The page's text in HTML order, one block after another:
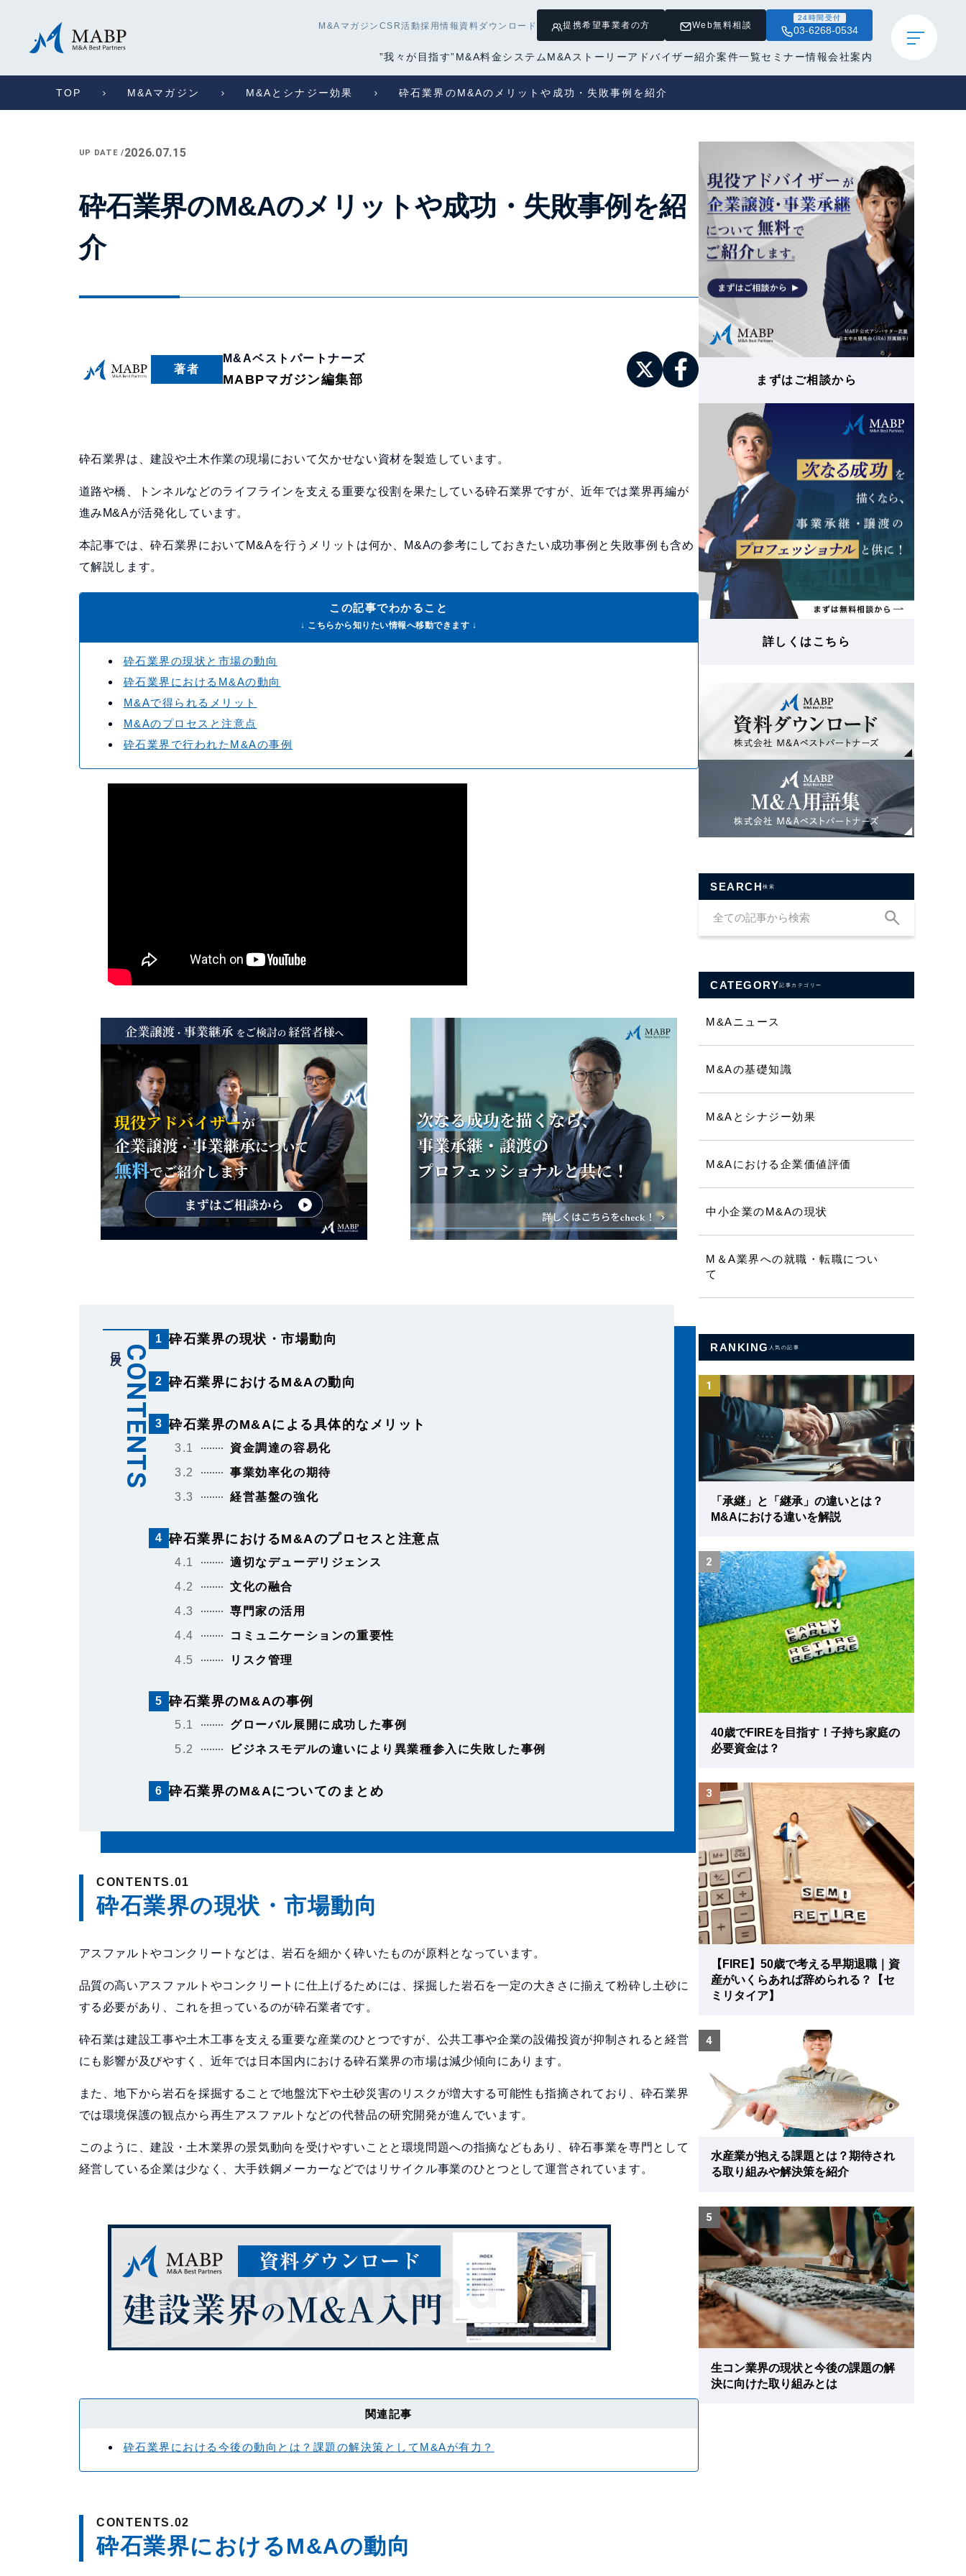
M&Aマガジン CSR活動採用情報 資料ダウンロード 提携希望事業者の方 Web無料相談
24時間受付
03-6268-0534
”我々が目指す”M&A料金システム M&Aストーリーアドバイザー紹介案件一覧セミナー情報会社案内
TOP M&Aマガジン M&Aとシナジー効果 砕石業界のM&Aのメリットや成功・失敗事例を紹介
UP DATE /2026.07.15
砕石業界のM&Aのメリットや成功・失敗事例を紹
介
著者
M&Aベストパートナーズ
MABPマガジン編集部
砕石業界は、建設や土木作業の現場において欠かせない資材を製造しています。
道路や橋、トンネルなどのライフラインを支える重要な役割を果たしている砕石業界ですが、近年では業界再編が
進みM&Aが活発化しています。
本記事では、砕石業界においてM&Aを行うメリットは何か、M&Aの参考にしておきたい成功事例と失敗事例も含め
て解説します。
この記事でわかること
↓ こちらから知りたい情報へ移動できます ↓
砕石業界の現状と市場の動向
砕石業界におけるM&Aの動向
M&Aで得られるメリット
M&Aのプロセスと注意点
砕石業界で行われたM&Aの事例
CONTENTS
1 砕石業界の現状・市場動向
2 砕石業界におけるM&Aの動向
3 砕石業界のM&Aによる具体的なメリット
3.1
資金調達の容易化
3.2
事業効率化の期待
3.3
経営基盤の強化
4 砕石業界におけるM&Aのプロセスと注意点
4.1
適切なデューデリジェンス
4.2
文化の融合
4.3
専門家の活用
4.4
コミュニケーションの重要性
4.5
リスク管理
5 砕石業界のM&Aの事例
5.1
グローバル展開に成功した事例
5.2
ビジネスモデルの違いにより異業種参入に失敗した事例
6 砕石業界のM&Aについてのまとめ
砕石業界の現状・市場動向
アスファルトやコンクリートなどは、岩石を細かく砕いたものが原料となっています。
品質の高いアスファルトやコンクリートに仕上げるためには、採掘した岩石を一定の大きさに揃えて粉砕し土砂に
する必要があり、これを担っているのが砕石業者です。
砕石業は建設工事や土木工事を支える重要な産業のひとつですが、公共工事や企業の設備投資が抑制されると経営
にも影響が及びやすく、近年では日本国内における砕石業界の市場は減少傾向にあります。
また、地下から岩石を採掘することで地盤沈下や土砂災害のリスクが増大する可能性も指摘されており、砕石業界
では環境保護の観点から再生アスファルトなどの代替品の研究開発が進んでいます。
このように、建設・土木業界の景気動向を受けやすいことと環境問題への指摘などもあり、砕石事業を専門として
経営している企業は少なく、大手鉄鋼メーカーなどではリサイクル事業のひとつとして運営されています。
関連記事
砕石業界における今後の動向とは？課題の解決策としてM&Aが有力？
砕石業界におけるM&Aの動向
まずはご相談から
詳しくはこちら
SEARCH 検索
CATEGORY記事カテゴリー
M&Aニュース
M&Aの基礎知識
M&Aとシナジー効果
M&Aにおける企業価値評価
中小企業のM&Aの現状
M＆A業界への就職・転職につい
て
RANKING 人気の記事
1
「承継」と「継承」の違いとは？
M&Aにおける違いを解説
2
40歳でFIREを目指す！子持ち家庭の
必要資金は？
3
【FIRE】50歳で考える早期退職｜資
産がいくらあれば辞められる？【セ
ミリタイア】
4
水産業が抱える課題とは？期待され
る取り組みや解決策を紹介
5
生コン業界の現状と今後の課題の解
決に向けた取り組みとは